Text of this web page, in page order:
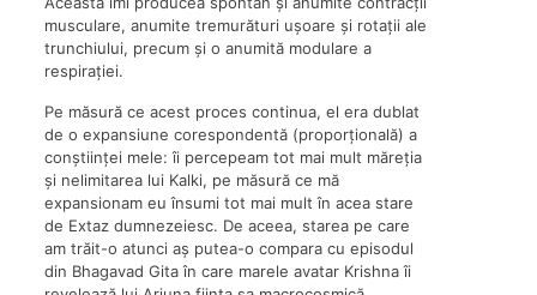
musculare, anumite tremurături ușoare și rotații ale
trunchiului, precum și o anumită modulare a
respirației.
Pe măsură ce acest proces continua, el era dublat
de o expansiune corespondentă (proporțională) a
conștiinței mele: îi percepeam tot mai mult măreția
și nelimitarea lui Kalki, pe măsură ce mă
expansionam eu însumi tot mai mult în acea stare
de Extaz dumnezeiesc. De aceea, starea pe care
am trăit-o atunci aș putea-o compara cu episodul
din Bhagavad Gita în care marele avatar Krishna îi